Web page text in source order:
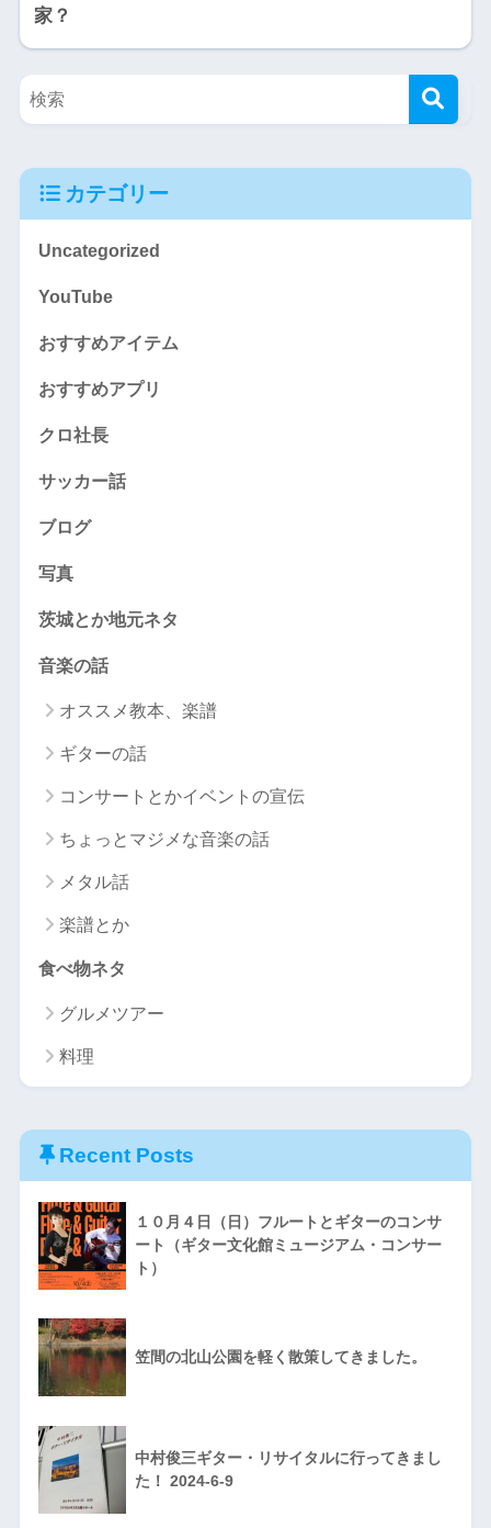
家？
カテゴリー
Uncategorized
YouTube
おすすめアイテム
おすすめアプリ
クロ社長
サッカー話
ブログ
写真
茨城とか地元ネタ
音楽の話
オススメ教本、楽譜
ギターの話
コンサートとかイベントの宣伝
ちょっとマジメな音楽の話
メタル話
楽譜とか
食べ物ネタ
グルメツアー
料理
Recent Posts
１０月４日（日）フルートとギターのコンサ
ート（ギター文化館ミュージアム・コンサー
ト）
笠間の北山公園を軽く散策してきました。
中村俊三ギター・リサイタルに行ってきまし
た！ 2024-6-9